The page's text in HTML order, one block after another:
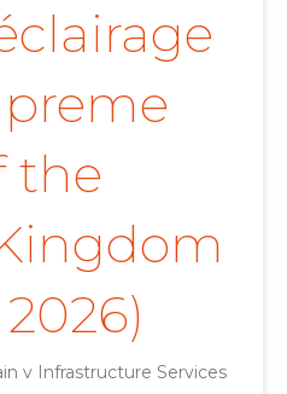
the
v Infrastructure Services